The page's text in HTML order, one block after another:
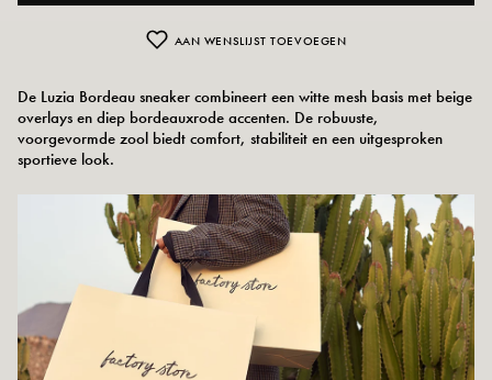
AAN WENSLIJST TOEVOEGEN
De Luzia Bordeau sneaker combineert een witte mesh basis met beige
overlays en diep bordeauxrode accenten. De robuuste,
voorgevormde zool biedt comfort, stabiliteit en een uitgesproken
sportieve look.
Kleuren: Bordeauxrood, Beige
Buitenmateriaal: kunstleer en textiel
Binnenzool: textiel
Hakhoogte: 4 cm
Sluiting: vetersluiting
Maatadvies: Dit model valt klein. Als je tussen twee maten in zit, kies dan een
maat groter dan je gebruikelijke maat.